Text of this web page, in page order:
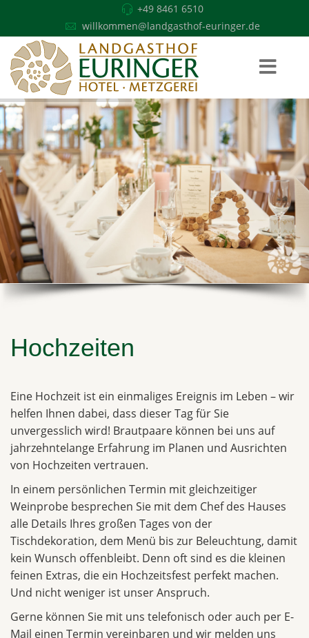
+49 8461 6510
willkommen@landgasthof-euringer.de
Hochzeiten
Eine Hochzeit ist ein einmaliges Ereignis im Leben – wir
helfen Ihnen dabei, dass dieser Tag für Sie
unvergesslich wird! Brautpaare können bei uns auf
jahrzehntelange Erfahrung im Planen und Ausrichten
von Hochzeiten vertrauen.
In einem persönlichen Termin mit gleichzeitiger
Weinprobe besprechen Sie mit dem Chef des Hauses
alle Details Ihres großen Tages von der
Tischdekoration, dem Menü bis zur Beleuchtung, damit
kein Wunsch offenbleibt. Denn oft sind es die kleinen
feinen Extras, die ein Hochzeitsfest perfekt machen.
Und nicht weniger ist unser Anspruch.
Gerne können Sie mit uns telefonisch oder auch per E-
Mail einen Termin vereinbaren und wir melden uns